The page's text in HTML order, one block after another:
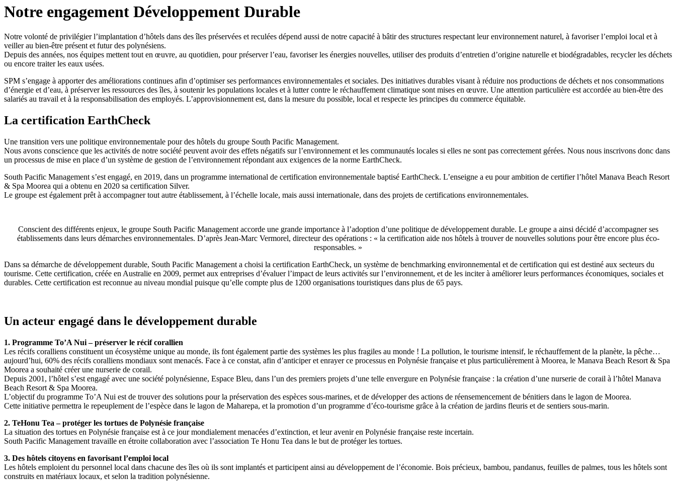
Notre engagement Développement Durable
Notre volonté de privilégier l’implantation d’hôtels dans des îles préservées et reculées dépend aussi de notre capacité à bâtir des structures respectant leur environnement naturel, à favoriser l’emploi local et à
veiller au bien-être présent et futur des polynésiens.
Depuis des années, nos équipes mettent tout en œuvre, au quotidien, pour préserver l’eau, favoriser les énergies nouvelles, utiliser des produits d’entretien d’origine naturelle et biodégradables, recycler les déchets
ou encore traiter les eaux usées.
SPM s’engage à apporter des améliorations continues afin d’optimiser ses performances environnementales et sociales. Des initiatives durables visant à réduire nos productions de déchets et nos consommations
d’énergie et d’eau, à préserver les ressources des îles, à soutenir les populations locales et à lutter contre le réchauffement climatique sont mises en œuvre. Une attention particulière est accordée au bien-être des
salariés au travail et à la responsabilisation des employés. L’approvisionnement est, dans la mesure du possible, local et respecte les principes du commerce équitable.
La certification EarthCheck
Une transition vers une politique environnementale pour des hôtels du groupe South Pacific Management.
Nous avons conscience que les activités de notre société peuvent avoir des effets négatifs sur l’environnement et les communautés locales si elles ne sont pas correctement gérées. Nous nous inscrivons donc dans
un processus de mise en place d’un système de gestion de l’environnement répondant aux exigences de la norme EarthCheck.
South Pacific Management s’est engagé, en 2019, dans un programme international de certification environnementale baptisé EarthCheck. L’enseigne a eu pour ambition de certifier l’hôtel Manava Beach Resort
& Spa Moorea qui a obtenu en 2020 sa certification Silver.
Le groupe est également prêt à accompagner tout autre établissement, à l’échelle locale, mais aussi internationale, dans des projets de certifications environnementales.
Conscient des différents enjeux, le groupe South Pacific Management accorde une grande importance à l’adoption d’une politique de développement durable. Le groupe a ainsi décidé d’accompagner ses
établissements dans leurs démarches environnementales. D’après Jean-Marc Vermorel, directeur des opérations : « la certification aide nos hôtels à trouver de nouvelles solutions pour être encore plus éco-
responsables. »
Dans sa démarche de développement durable, South Pacific Management a choisi la certification EarthCheck, un système de benchmarking environnemental et de certification qui est destiné aux secteurs du
tourisme. Cette certification, créée en Australie en 2009, permet aux entreprises d’évaluer l’impact de leurs activités sur l’environnement, et de les inciter à améliorer leurs performances économiques, sociales et
durables. Cette certification est reconnue au niveau mondial puisque qu’elle compte plus de 1200 organisations touristiques dans plus de 65 pays.
Un acteur engagé dans le développement durable
1. Programme To’A Nui – préserver le récif corallien
Les récifs coralliens constituent un écosystème unique au monde, ils font également partie des systèmes les plus fragiles au monde ! La pollution, le tourisme intensif, le réchauffement de la planète, la pêche…
aujourd’hui, 60% des récifs coralliens mondiaux sont menacés. Face à ce constat, afin d’anticiper et enrayer ce processus en Polynésie française et plus particulièrement à Moorea, le Manava Beach Resort & Spa
Moorea a souhaité créer une nurserie de corail.
Depuis 2001, l’hôtel s’est engagé avec une société polynésienne, Espace Bleu, dans l’un des premiers projets d’une telle envergure en Polynésie française : la création d’une nurserie de corail à l’hôtel Manava
Beach Resort & Spa Moorea.
L’objectif du programme To’A Nui est de trouver des solutions pour la préservation des espèces sous-marines, et de développer des actions de réensemencement de bénitiers dans le lagon de Moorea.
Cette initiative permettra le repeuplement de l’espèce dans le lagon de Maharepa, et la promotion d’un programme d’éco-tourisme grâce à la création de jardins fleuris et de sentiers sous-marin.
2. TeHonu Tea – protéger les tortues de Polynésie française
La situation des tortues en Polynésie française est à ce jour mondialement menacées d’extinction, et leur avenir en Polynésie française reste incertain.
South Pacific Management travaille en étroite collaboration avec l’association Te Honu Tea dans le but de protéger les tortues.
3. Des hôtels citoyens en favorisant l’emploi local
Les hôtels emploient du personnel local dans chacune des îles où ils sont implantés et participent ainsi au développement de l’économie. Bois précieux, bambou, pandanus, feuilles de palmes, tous les hôtels sont
construits en matériaux locaux, et selon la tradition polynésienne.